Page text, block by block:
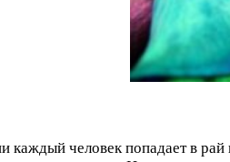
каждый человек попадает в